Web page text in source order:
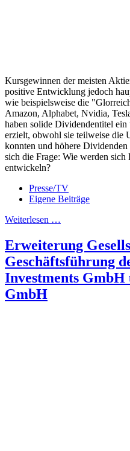
Kursgewinnen der meisten
positive Entwicklung jedoch
wie beispielsweise die
Amazon, Alphabet, Nvidia,
haben solide Dividendentitel
erzielt, obwohl sie teilweise die
konnten und höhere Dividenden
sich die Frage: Wie werden
entwickeln?
Presse/TV
Eigene Beiträge
Weiterlesen …
Erweiterung
Geschäftsführung
Investments GmbH
GmbH